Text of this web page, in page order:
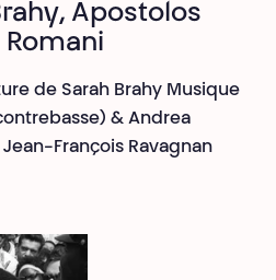
Apostolos
Romani
de Sarah Brahy Musique
& Andrea
Jean-François Ravagnan